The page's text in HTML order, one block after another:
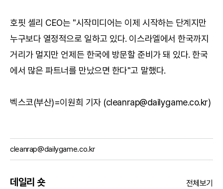
호핏 셸리 CEO는 "시작미디어는 이제 시작하는 단계지만
누구보다 열정적으로 일하고 있다. 이스라엘에서 한국까지
거리가 멀지만 언제든 한국에 방문할 준비가 돼 있다. 한국
에서 많은 파트너를 만났으면 한다"고 말했다.
벡스코(부산)=이원희 기자 (cleanrap@dailygame.co.kr)
cleanrap@dailygame.co.kr
데일리 숏 전체보기